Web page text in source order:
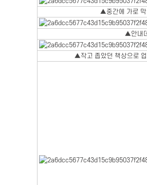
▲중간에 가로 막
▲안내
▲작고 좁았던 책상으로